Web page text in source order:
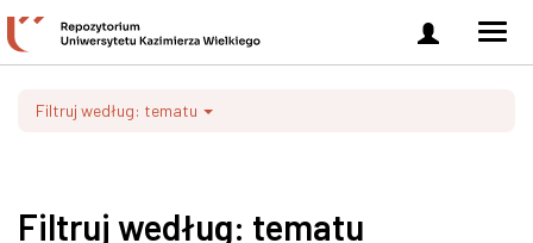
Zaloguj
się
Filtruj według: tematu
Filtruj według: tematu